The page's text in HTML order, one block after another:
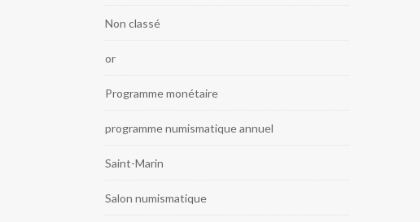
Non classé
or
Programme monétaire
programme numismatique annuel
Saint-Marin
Salon numismatique